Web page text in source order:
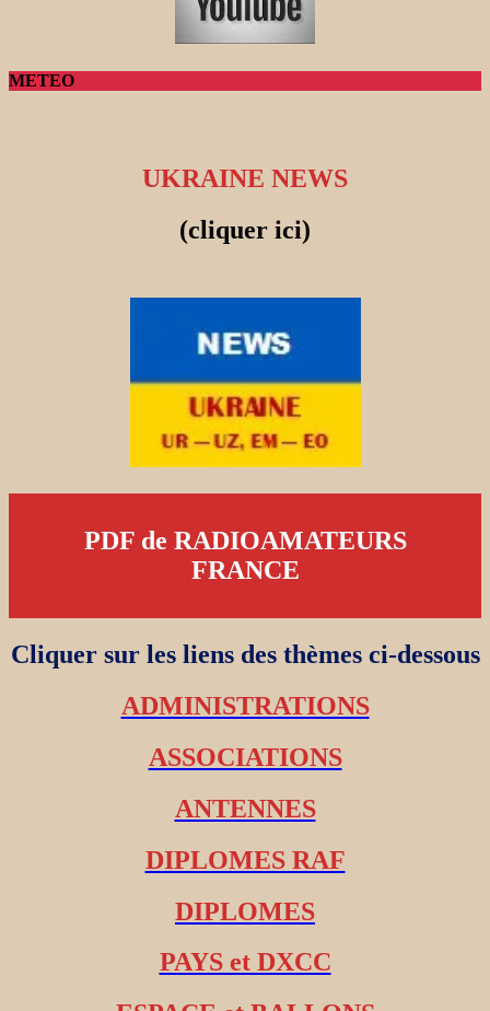
METEO
UKRAINE NEWS
(cliquer ici)
PDF de RADIOAMATEURS
FRANCE
Cliquer sur les liens des thèmes ci-dessous
ADMINISTRATIONS
ASSOCIATIONS
ANTENNES
DIPLOMES RAF
DIPLOMES
PAYS et DXCC